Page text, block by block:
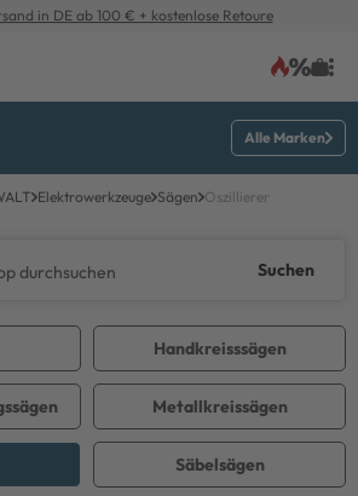
in DE ab 100 € + kostenlose Retoure
Alle Marken
Elektrowerkzeuge Sägen Oszillierer
Suchen
Handkreisssägen
Säbelsägen
Metallkreissägen